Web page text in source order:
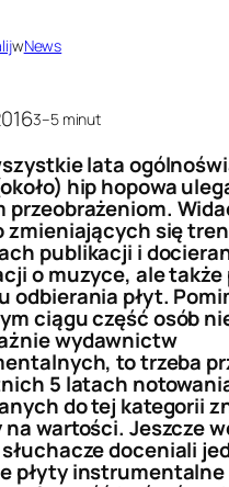
wNews
3–5 minut
lata
hip hopowa
przeobrażeniom.
zmieniających się
publikacji i
o muzyce, ale także
odbierania płyt.
ciągu część osób
wydawnictw
to trzeba
5 latach
do tej kategorii
na wartości. Jeszcze
doceniali
płyty instrumentalne